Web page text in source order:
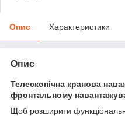
Опис Характеристики
Опис
Телескопічна кранова
фронтальному
Щоб розширити